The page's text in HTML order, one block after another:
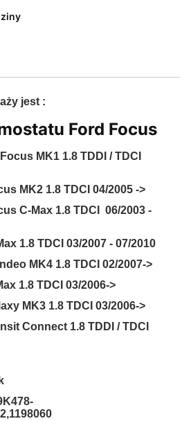
jest :
Ford Focus
MK1 1.8 TDDI / TDCI
1.8 TDCI 04/2005 ->
1.8 TDCI 06/2003 -
03/2007 - 07/2010
1.8 TDCI 02/2007->
TDCI 03/2006->
1.8 TDCI 03/2006->
1.8 TDDI / TDCI